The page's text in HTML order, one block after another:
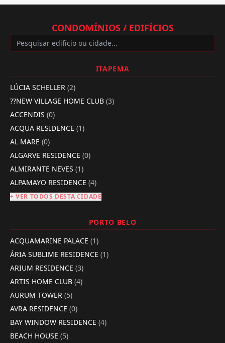
CONDOMÍNIOS / EDIFÍCIOS
ITAPEMA
LÚCIA SCHELLER (2)
??NEW VILLAGE HOME CLUB (3)
ACCENDIS (0)
ACQUA RESIDENCE (1)
AL MARE (0)
ALGARVE RESIDENCE (0)
ALMIRANTE NEVES (1)
ALPAMAYO RESIDENCE (4)
+ VER TODOS DESTA CIDADE
PORTO BELO
ACQUAMARINE PALACE (1)
ÁRIA SUBLIME RESIDENCE (1)
ARIUM RESIDENCE (3)
ARTIS HOME CLUB (4)
AURUM TOWER (5)
AVRA RESIDENCE (0)
BAY WINDOW RESIDENCE (4)
BEACH HOUSE (5)